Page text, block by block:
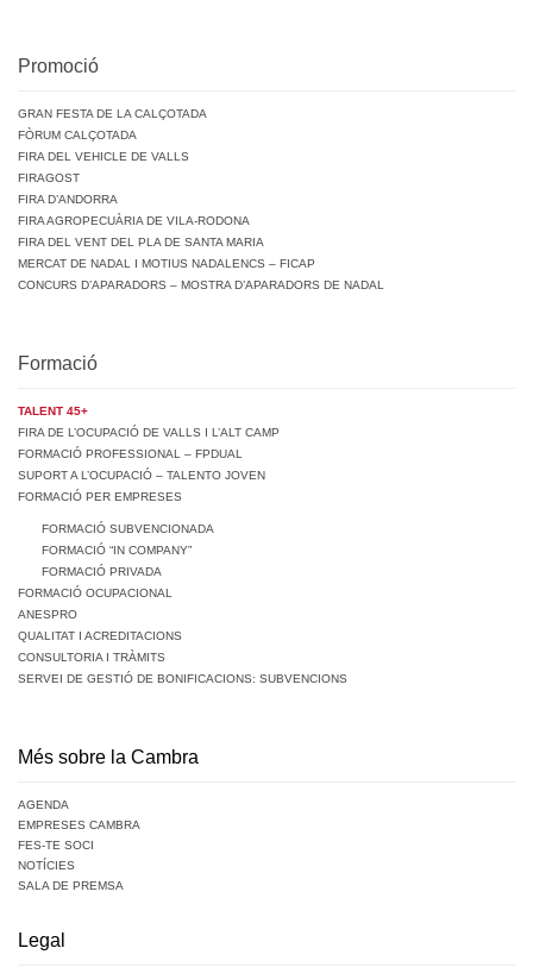
Promoció
GRAN FESTA DE LA CALÇOTADA
FÒRUM CALÇOTADA
FIRA DEL VEHICLE DE VALLS
FIRAGOST
FIRA D’ANDORRA
FIRA AGROPECUÀRIA DE VILA-RODONA
FIRA DEL VENT DEL PLA DE SANTA MARIA
MERCAT DE NADAL I MOTIUS NADALENCS – FICAP
CONCURS D’APARADORS – MOSTRA D’APARADORS DE NADAL
Formació
TALENT 45+
FIRA DE L’OCUPACIÓ DE VALLS I L’ALT CAMP
FORMACIÓ PROFESSIONAL – FPDUAL
SUPORT A L’OCUPACIÓ – TALENTO JOVEN
FORMACIÓ PER EMPRESES
FORMACIÓ SUBVENCIONADA
FORMACIÓ “IN COMPANY”
FORMACIÓ PRIVADA
FORMACIÓ OCUPACIONAL
ANESPRO
QUALITAT I ACREDITACIONS
CONSULTORIA I TRÀMITS
SERVEI DE GESTIÓ DE BONIFICACIONS: SUBVENCIONS
Més sobre la Cambra
AGENDA
EMPRESES CAMBRA
FES-TE SOCI
NOTÍCIES
SALA DE PREMSA
Legal